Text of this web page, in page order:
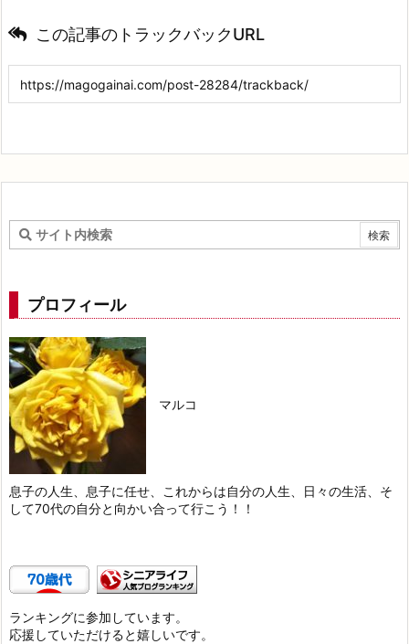
この記事のトラックバックURL
プロフィール
マルコ
息子の人生、息子に任せ、これからは自分の人生、日々の生活、そ
して70代の自分と向かい合って行こう！！
ランキングに参加しています。
応援していただけると嬉しいです。